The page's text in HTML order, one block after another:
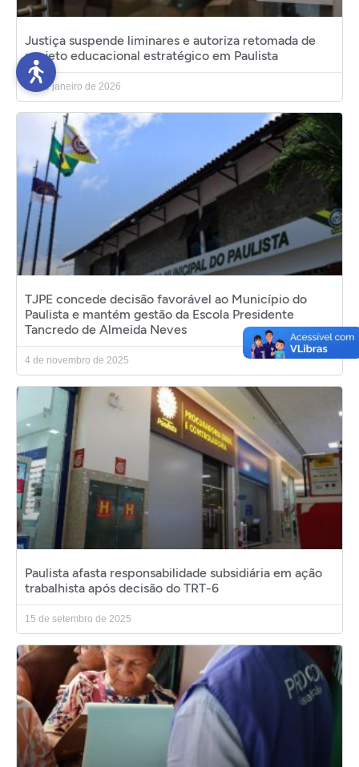
Justiça suspende liminares e autoriza retomada de
projeto educacional estratégico em Paulista
30 de janeiro de 2026
TJPE concede decisão favorável ao Município do
Paulista e mantém gestão da Escola Presidente
Tancredo de Almeida Neves
4 de novembro de 2025
Paulista afasta responsabilidade subsidiária em ação
trabalhista após decisão do TRT-6
15 de setembro de 2025